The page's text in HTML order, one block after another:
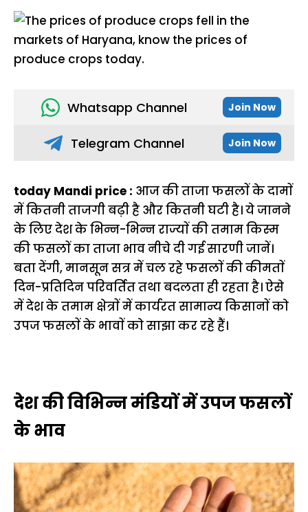
Whatsapp Channel Join Now
Telegram Channel Join Now
today Mandi price : आज की ताजा फसलाें के दामाें
में कितनी ताजगी बढ़ी है और कितनी घटी है। ये जानने
के लिए देश के भिन्न-भिन्न राज्याें की तमाम किस्म
की फसलाें का ताजा भाव नीचे दी गई सारणी जानें।
बता देंगी, मानसून सत्र में चल रहे फसलाें की कीमताें
दिन-प्रतिदिन परिवर्तित तथा बदलता ही रहता है। ऐसे
में देश के तमाम क्षेत्राें में कार्यरत सामान्य किसानाें काे
उपज फसलाें के भावाें काे साझा कर रहे हैं।
देश की विभिन्न मंडियाें में उपज फसलाें
के भाव